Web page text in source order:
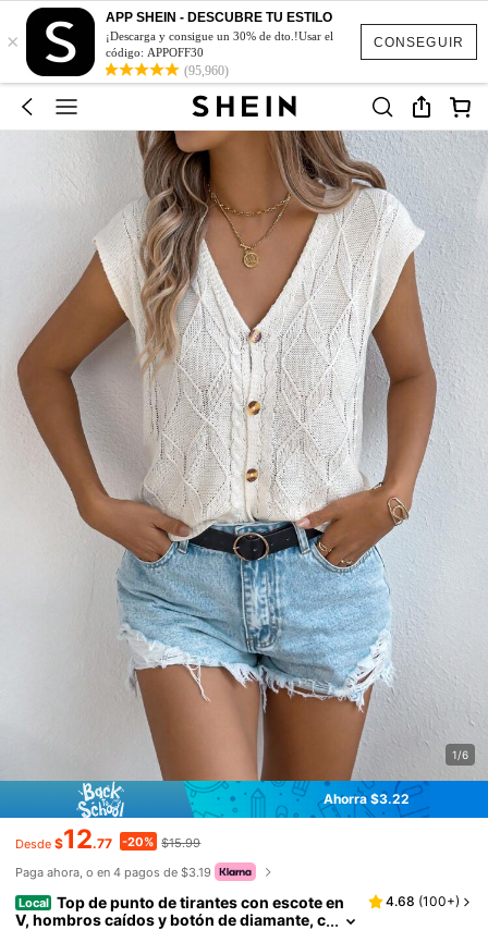
CONSEGUIR
×
APP SHEIN - DESCUBRE TU ESTILO
¡Descarga y consigue un 30% de dto.!Usar el
código: APPOFF30
(95,960)
1/6
Ahorra $3.22
Desde $12.77 -20% $15.99
Paga ahora, o en 4 pagos de $3.19
Local Top de punto de tirantes con escote en
V, hombros caídos y botón de diamante, c
4.68 (100+)